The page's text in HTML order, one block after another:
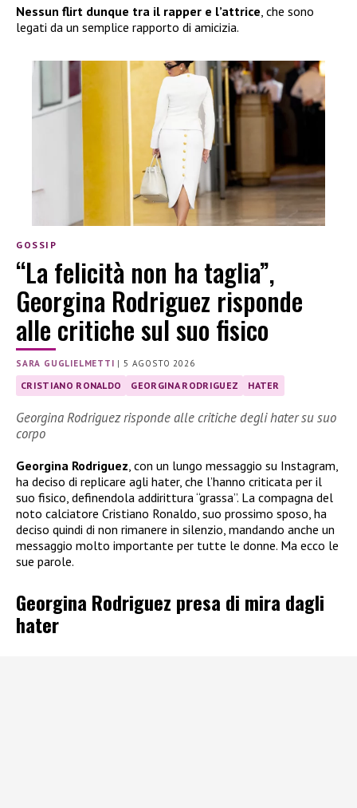
Nessun flirt dunque tra il rapper e l’attrice, che sono
legati da un semplice rapporto di amicizia.
GOSSIP
“La felicità non ha taglia”,
Georgina Rodriguez risponde
alle critiche sul suo fisico
SARA GUGLIELMETTI |5 AGOSTO 2026
CRISTIANO RONALDO GEORGINA RODRIGUEZ HATER
Georgina Rodriguez risponde alle critiche degli hater su suo
corpo
Georgina Rodriguez, con un lungo messaggio su Instagram,
ha deciso di replicare agli hater, che l’hanno criticata per il
suo fisico, definendola addirittura “grassa”. La compagna del
noto calciatore Cristiano Ronaldo, suo prossimo sposo, ha
deciso quindi di non rimanere in silenzio, mandando anche un
messaggio molto importante per tutte le donne. Ma ecco le
sue parole.
Georgina Rodriguez presa di mira dagli
hater